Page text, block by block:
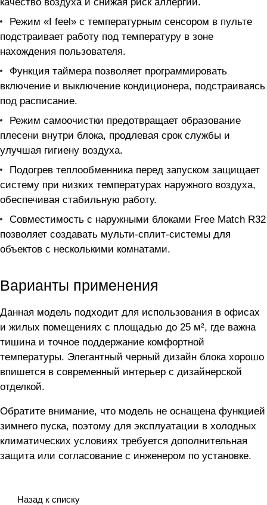
Режим «I feel» с температурным сенсором в пульте
подстраивает работу под температуру в зоне
нахождения пользователя.
Функция таймера позволяет программировать
включение и выключение кондиционера, подстраиваясь
под расписание.
Режим самоочистки предотвращает образование
плесени внутри блока, продлевая срок службы и
улучшая гигиену воздуха.
Подогрев теплообменника перед запуском защищает
систему при низких температурах наружного воздуха,
обеспечивая стабильную работу.
Совместимость с наружными блоками Free Match R32
позволяет создавать мульти-сплит-системы для
объектов с несколькими комнатами.
Варианты применения
Данная модель подходит для использования в офисах
и жилых помещениях с площадью до 25 м², где важна
тишина и точное поддержание комфортной
температуры. Элегантный черный дизайн блока хорошо
впишется в современный интерьер с дизайнерской
отделкой.
Обратите внимание, что модель не оснащена функцией
зимнего пуска, поэтому для эксплуатации в холодных
климатических условиях требуется дополнительная
защита или согласование с инженером по установке.
Назад к списку